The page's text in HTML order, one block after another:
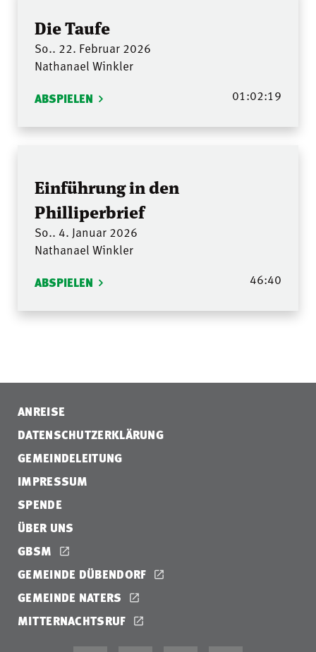
Die Taufe
So.. 22. Februar 2026
Nathanael Winkler
ABSPIELEN 01:02:19
Einführung in den
Philliperbrief
So.. 4. Januar 2026
Nathanael Winkler
ABSPIELEN 46:40
ANREISE
DATENSCHUTZERKLÄRUNG
GEMEINDELEITUNG
IMPRESSUM
SPENDE
ÜBER UNS
GBSM
GEMEINDE DÜBENDORF
GEMEINDE NATERS
MITTERNACHTSRUF